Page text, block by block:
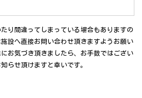
り間違ってしまっている場合もありますの
設へ直接お問い合わせ頂きますようお願い
お気づき頂きましたら、お手数ではござい
らせ頂けますと幸いです。